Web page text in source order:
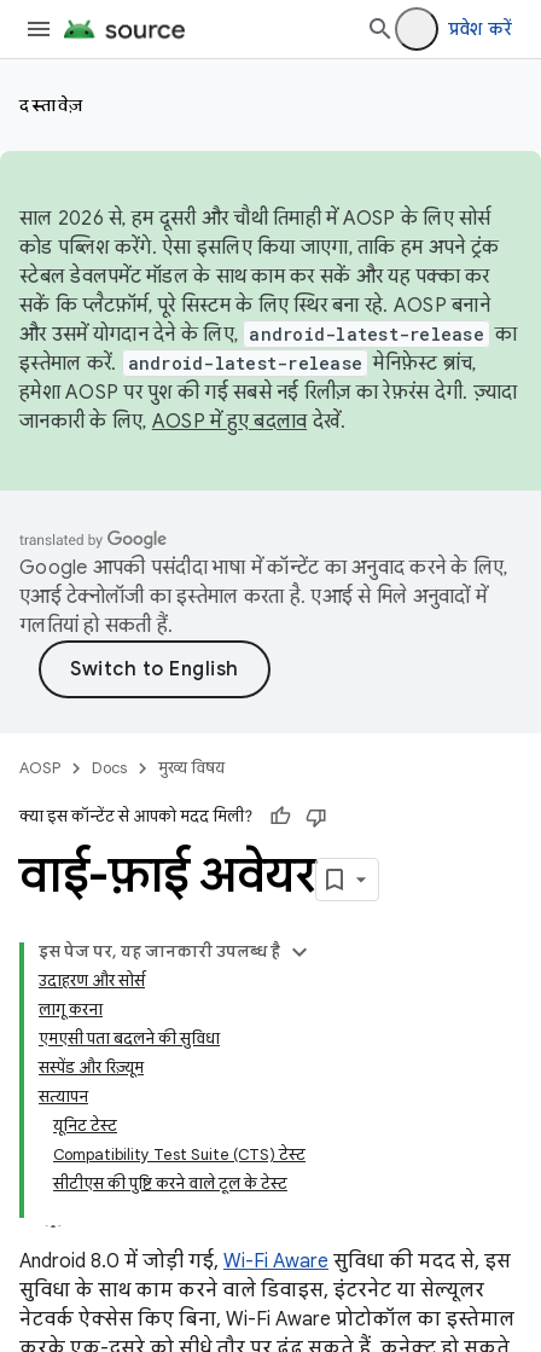
प्रवेश करें
दस्तावेज़
साल 2026 से, हम दूसरी और चौथी तिमाही में AOSP के लिए सोर्स
कोड पब्लिश करेंगे. ऐसा इसलिए किया जाएगा, ताकि हम अपने ट्रंक
स्टेबल डेवलपमेंट मॉडल के साथ काम कर सकें और यह पक्का कर
सकें कि प्लैटफ़ॉर्म, पूरे सिस्टम के लिए स्थिर बना रहे. AOSP बनाने
और उसमें योगदान देने के लिए, android-latest-release का
इस्तेमाल करें.
android-latest-release मेनिफ़ेस्ट ब्रांच,
हमेशा AOSP पर पुश की गई सबसे नई रिलीज़ का रेफ़रंस देगी. ज़्यादा
जानकारी के लिए, AOSP में हुए बदलावदेखें.
Google आपकी पसंदीदा भाषा में कॉन्टेंट का अनुवाद करने के लिए,
एआई टेक्नोलॉजी का इस्तेमाल करता है. एआई से मिले अनुवादों में
गलतियां हो सकती हैं.
AOSP Docs मुख्य विषय
क्या इस कॉन्टेंट से आपको मदद मिली?
वाई-फ़ाई अवेयर
इस पेज पर, यह जानकारी उपलब्ध है
उदाहरण और सोर्स
लागू करना
एमएसी पता बदलने की सुविधा
सस्पेंड और रिज़्यूम
सत्यापन
यूनिट टेस्ट
Compatibility Test Suite (CTS) टेस्ट
सीटीएस की पुष्टि करने वाले टूल के टेस्ट
Android 8.0 में जोड़ी गई, Wi-Fi Aware सुविधा की मदद से, इस
सुविधा के साथ काम करने वाले डिवाइस, इंटरनेट या सेल्यूलर
नेटवर्क ऐक्सेस किए बिना, Wi-Fi Aware प्रोटोकॉल का इस्तेमाल